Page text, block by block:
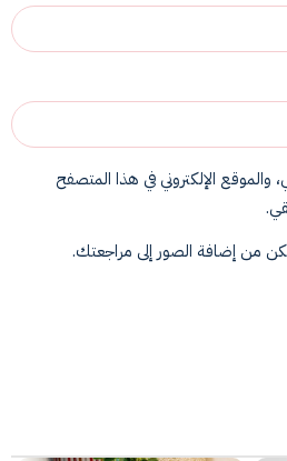
والموقع الإلكتروني في هذا المتصفح
من إضافة الصور إلى مراجعتك.